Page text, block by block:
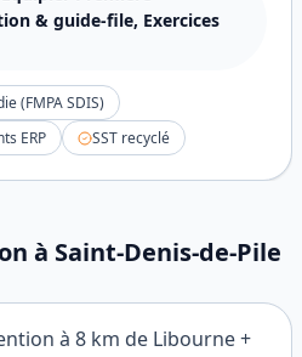
& guide-file, Exercices
(FMPA SDIS)
ERP
SST recyclé
à Saint-Denis-de-Pile
à 8 km de Libourne +